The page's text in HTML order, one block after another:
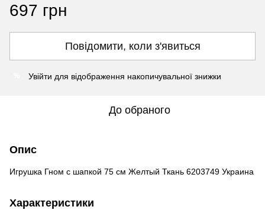
697 грн
Повідомити, коли з'явиться
Увійти для відображення накопичувальної знижки
До обраного
Опис
Игрушка Гном с шапкой 75 см Желтый Ткань 6203749 Украина
Характеристики